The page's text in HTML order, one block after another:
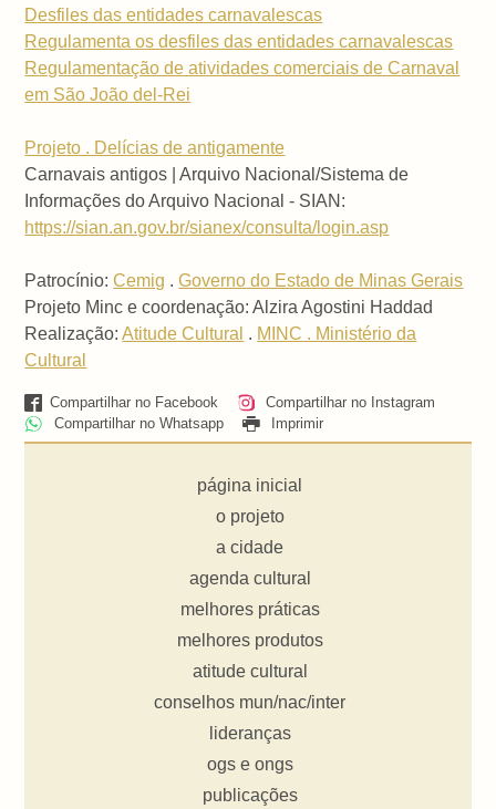
Desfiles das entidades carnavalescas
Regulamenta os desfiles das entidades carnavalescas
Regulamentação de atividades comerciais de Carnaval
em São João del-Rei
Projeto . Delícias de antigamente
Carnavais antigos | Arquivo Nacional/Sistema de
Informações do Arquivo Nacional - SIAN:
https://sian.an.gov.br/sianex/consulta/login.asp
Patrocínio:Cemig .Governo do Estado de Minas Gerais
Projeto Minc e coordenação: Alzira Agostini Haddad
Realização:Atitude Cultural . MINC . Ministério da
Cultural
Compartilhar no Facebook
Compartilhar no Instagram
Compartilhar no Whatsapp
Imprimir
página inicial
o projeto
a cidade
agenda cultural
melhores práticas
melhores produtos
atitude cultural
conselhos mun/nac/inter
lideranças
ogs e ongs
publicações